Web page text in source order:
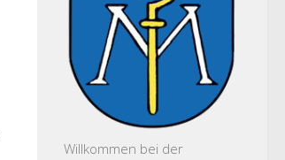
Willkommen bei der